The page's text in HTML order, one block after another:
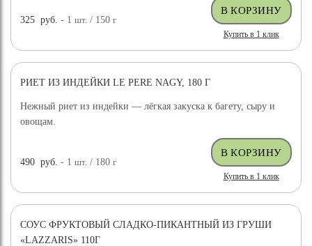
325 руб. - 1шт. / 150г
Купить в 1 клик
РИЕТ ИЗ ИНДЕЙКИ LE PERE NAGY, 180 Г
Нежный риет из индейки — лёгкая закуска к багету, сыру и
овощам.
490 руб. - 1шт. / 180г
Купить в 1 клик
СОУС ФРУКТОВЫЙ СЛАДКО-ПИКАНТНЫЙ ИЗ ГРУШИ
«LAZZARIS» 110Г